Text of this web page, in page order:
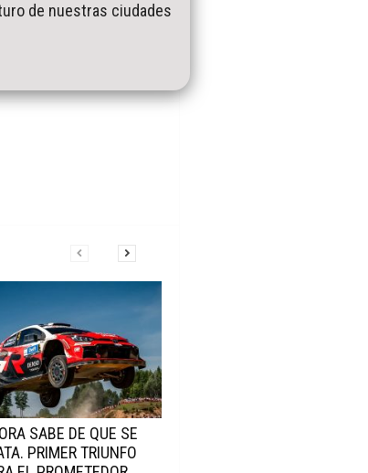
de nuestras ciudades
SABE DE QUE SE
PRIMER TRIUNFO